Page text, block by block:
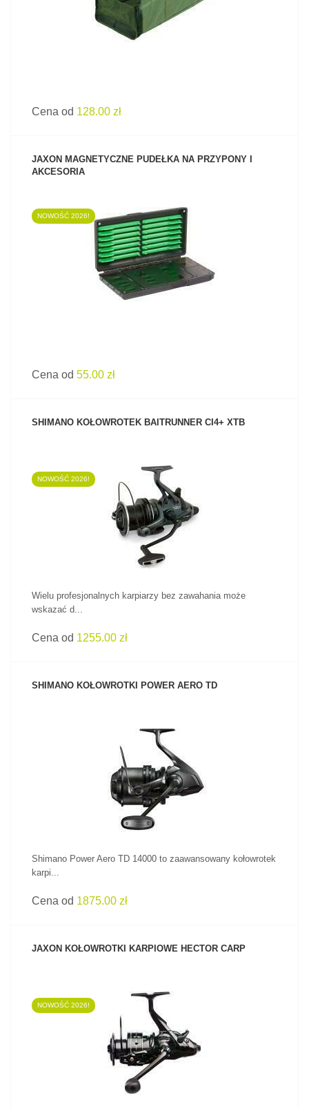
Cena od 128.00 zł
JAXON MAGNETYCZNE PUDEŁKA NA PRZYPONY I
AKCESORIA
NOWOŚĆ 2026!
ZOBACZ PRODUKT
Cena od 55.00 zł
SHIMANO KOŁOWROTEK BAITRUNNER CI4+ XTB
NOWOŚĆ 2026!
ZOBACZ PRODUKT
Wielu profesjonalnych karpiarzy bez zawahania może
wskazać d...
Cena od 1255.00 zł
SHIMANO KOŁOWROTKI POWER AERO TD
ZOBACZ PRODUKT
Shimano Power Aero TD 14000 to zaawansowany kołowrotek
karpi...
Cena od 1875.00 zł
JAXON KOŁOWROTKI KARPIOWE HECTOR CARP
NOWOŚĆ 2026!
ZOBACZ PRODUKT